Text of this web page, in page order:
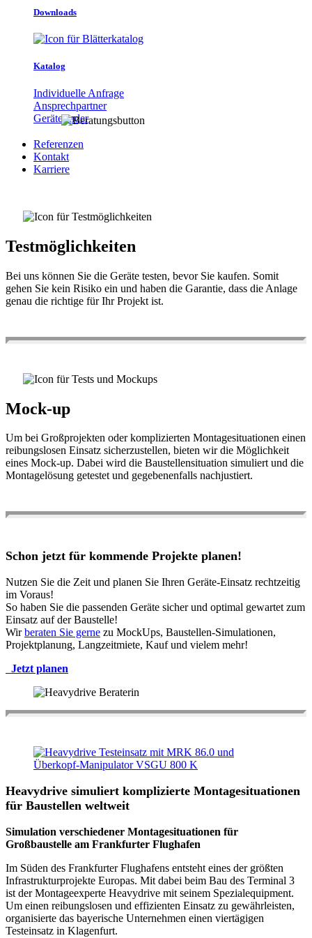
Downloads
Katalog
Individuelle Anfrage
Ansprechpartner
Gerätefinder
Referenzen
Kontakt
Karriere
Testmöglichkeiten
Bei uns können Sie die Geräte testen, bevor Sie kaufen. Somit
gehen Sie kein Risiko ein und haben die Garantie, dass die Anlage
genau die richtige für Ihr Projekt ist.
Mock-up
Um bei Großprojekten oder komplizierten Montagesituationen einen
reibungslosen Einsatz sicherzustellen, bieten wir die Möglichkeit
eines Mock-up. Dabei wird die Baustellensituation simuliert und die
Montagelösung getestet und gegebenenfalls nachjustiert.
Schon jetzt für kommende Projekte planen!
Nutzen Sie die Zeit und planen Sie Ihren Geräte-Einsatz rechtzeitig
im Voraus!
So haben Sie die passenden Geräte sicher und optimal gewartet zum
Einsatz auf der Baustelle!
Wirberaten Sie gerne zu MockUps, Baustellen-Simulationen,
Projektplanung, Langzeitmiete, Kauf und vielem mehr!
Jetzt planen
Heavydrive simuliert komplizierte Montagesituationen
für Baustellen weltweit
Simulation verschiedener Montagesituationen für
Großbaustelle am Frankfurter Flughafen
Im Süden des Frankfurter Flughafens entsteht eines der größten
Infrastrukturprojekte Europas. Mit dabei beim Bau des Terminal 3
ist der Montageexperte Heavydrive mit seinem Spezialequipment.
Um einen reibungslosen und effizienten Einsatz zu gewährleisten,
organisierte das bayerische Unternehmen einen viertägigen
Testeinsatz in Klagenfurt.